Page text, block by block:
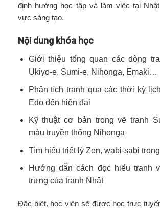
định hướng học tập và làm việc tại
vực sáng tạo.
Nội dung khóa học
Giới thiệu tổng quan các dòng
Ukiyo-e, Sumi-e, Nihonga, Emaki…
Phân tích tranh qua các thời kỳ
Edo đến hiện đại
Kỹ thuật cơ bản trong vẽ tranh
màu truyền thống Nihonga
Tìm hiểu triết lý Zen, wabi-sabi
Hướng dẫn cách đọc hiểu tranh
trưng của tranh Nhật
Đặc biệt, học viên sẽ được học trực